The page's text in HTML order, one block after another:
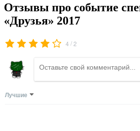
Отзывы про событие
«Друзья» 2017
4 /2
Лучшие